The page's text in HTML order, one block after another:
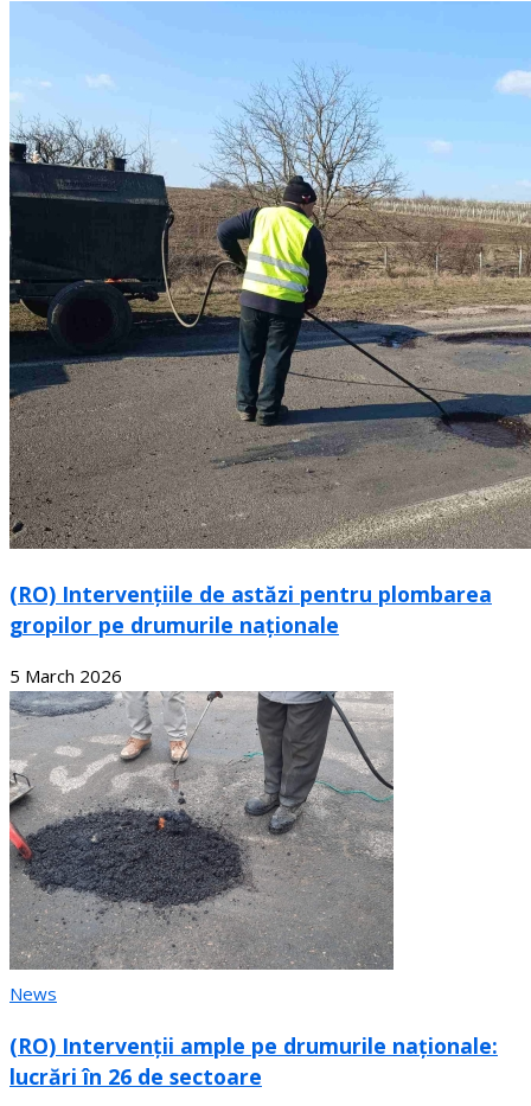
(RO) Intervențiile de astăzi pentru plombarea
gropilor pe drumurile naționale
5 March 2026
News
(RO) Intervenții ample pe drumurile naționale:
lucrări în 26 de sectoare